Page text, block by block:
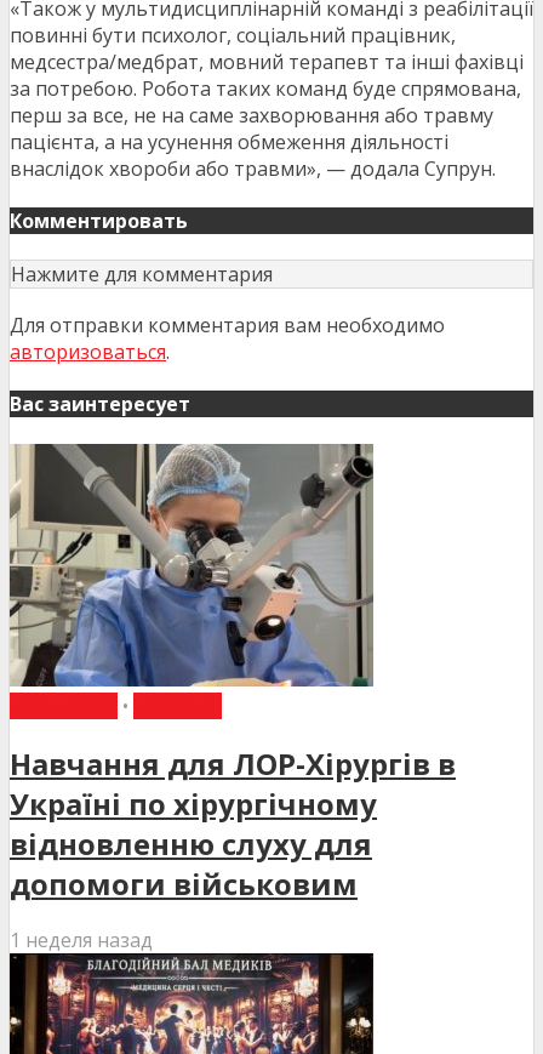
«Також у мультидисциплінарній команді з реабілітації
повинні бути психолог, соціальний працівник,
медсестра/медбрат, мовний терапевт та інші фахівці
за потребою. Робота таких команд буде спрямована,
перш за все, не на саме захворювання або травму
пацієнта, а на усунення обмеження діяльності
внаслідок хвороби або травми», — додала Супрун.
Комментировать
Нажмите для комментария
Для отправки комментария вам необходимо
авторизоваться.
Вас заинтересует
•
Навчання для ЛОР-Хірургів в
Україні по хірургічному
відновленню слуху для
допомоги військовим
1 неделя назад